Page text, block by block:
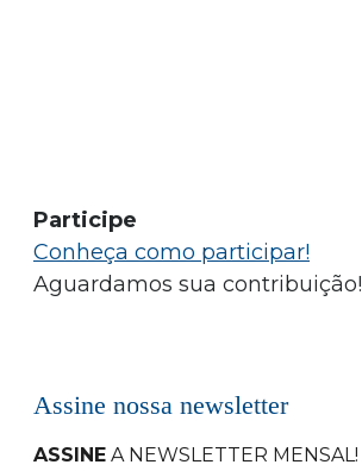
Participe
Conheça como participar!
Aguardamos sua contribuição!
Assine nossa newsletter
ASSINE A NEWSLETTER MENSAL!